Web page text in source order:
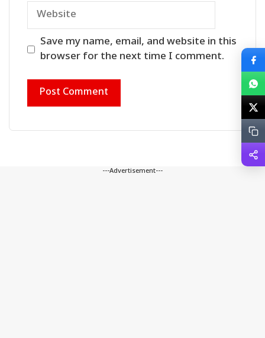
Website
Save my name, email, and website in this
browser for the next time I comment.
---Advertisement---